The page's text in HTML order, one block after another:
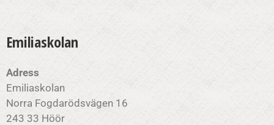
Emiliaskolan
Adress
Emiliaskolan
Norra Fogdarödsvägen 16
243 33 Höör